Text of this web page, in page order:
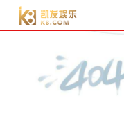
电子游戏官方-电子游